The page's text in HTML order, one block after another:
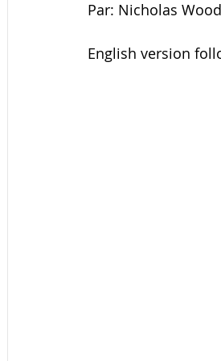
Par: Nicholas
English version